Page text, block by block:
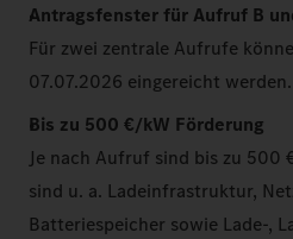
Antragsfenster für Aufruf B
Für zwei zentrale Aufrufe
07.07.2026 eingereicht werden.
Bis zu 500 €/kW Förderung
Je nach Aufruf sind bis zu 500
sind u. a. Ladeinfrastruktur,
Batteriespeicher sowie Lade-,